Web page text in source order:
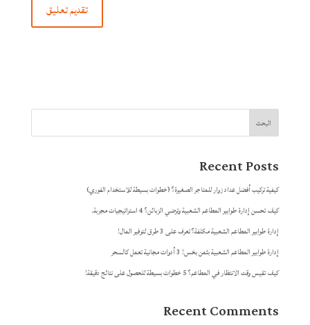
البحث
Recent Posts
كيفية تركيب أفضل عداد زوار للمتاجر الصغيرة؟ (خطوات بسيطة للاستخدام الفوري)
كيف تحسن إدارة طوابير المطاعم الشعبية وترضي الزبائن؟ 4 استراتيجيات مجربة.
إدارة طوابير المطاعم الشعبية مكلفة؟ تعرف على 3 طرق لتوفير المال!
إدارة طوابير المطاعم الشعبية بثمن بخس! 3 أدوات مجانية تعمل كالسحر
كيف تقيس وقت الانتظار في المطاعم؟ 5 خطوات بسيطة للحصول على نتائج دقيقة!
Recent Comments